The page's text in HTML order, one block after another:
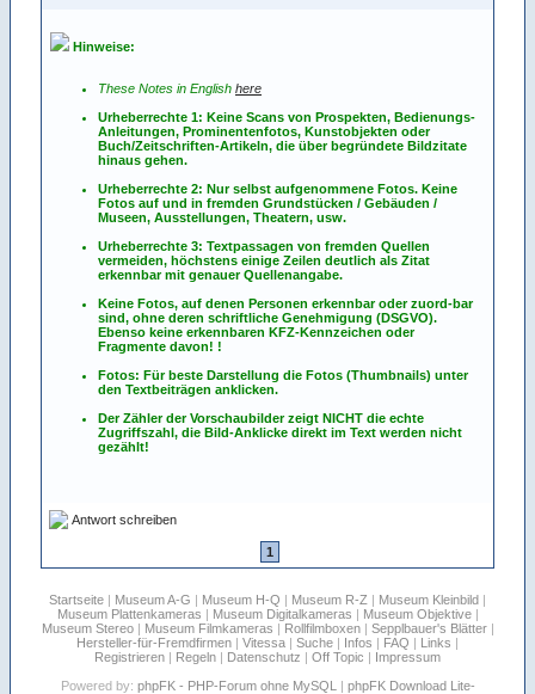
Hinweise:
These Notes in English here
Urheberrechte 1: Keine Scans von Prospekten, Bedienungs-
Anleitungen, Prominentenfotos, Kunstobjekten oder
Buch/Zeitschriften-Artikeln, die über begründete Bildzitate
hinaus gehen.
Urheberrechte 2: Nur selbst aufgenommene Fotos. Keine
Fotos auf und in fremden Grundstücken / Gebäuden /
Museen, Ausstellungen, Theatern, usw.
Urheberrechte 3: Textpassagen von fremden Quellen
vermeiden, höchstens einige Zeilen deutlich als Zitat
erkennbar mit genauer Quellenangabe.
Keine Fotos, auf denen Personen erkennbar oder zuord-bar
sind, ohne deren schriftliche Genehmigung (DSGVO).
Ebenso keine erkennbaren KFZ-Kennzeichen oder
Fragmente davon! !
Fotos: Für beste Darstellung die Fotos (Thumbnails) unter
den Textbeiträgen anklicken.
Der Zähler der Vorschaubilder zeigt NICHT die echte
Zugriffszahl, die Bild-Anklicke direkt im Text werden nicht
gezählt!
Antwort schreiben
1
Startseite | Museum A-G | Museum H-Q | Museum R-Z | Museum Kleinbild |
Museum Plattenkameras | Museum Digitalkameras | Museum Objektive|
Museum Stereo| Museum Filmkameras | Rollfilmboxen| Sepplbauer's Blätter|
Hersteller-für-Fremdfirmen | Vitessa | Suche | Infos | FAQ | Links |
Registrieren | Regeln | Datenschutz | Off Topic | Impressum
Powered by: phpFK - PHP-Forum ohne MySQL | phpFK Download Lite-